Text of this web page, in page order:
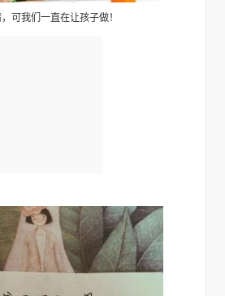
可我们一直在让孩子做！